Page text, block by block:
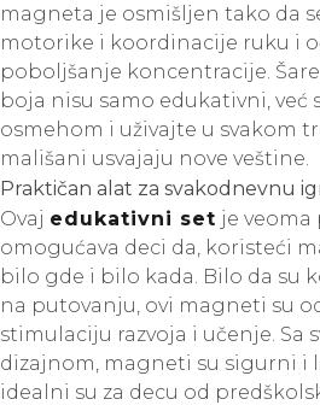
magneta je osmišljen tako da
motorike i koordinacije ruku i
poboljšanje koncentracije.
boja nisu samo edukativni, već
osmehom i uživajte u svakom
mališani usvajaju nove veštine.
Praktičan alat za svakodnevnu
Ovaj edukativni set je veoma
omogućava deci da, koristeći
bilo gde i bilo kada. Bilo da su
na putovanju, ovi magneti su
stimulaciju razvoja i učenje. Sa
dizajnom, magneti su sigurni i
idealni su za decu od